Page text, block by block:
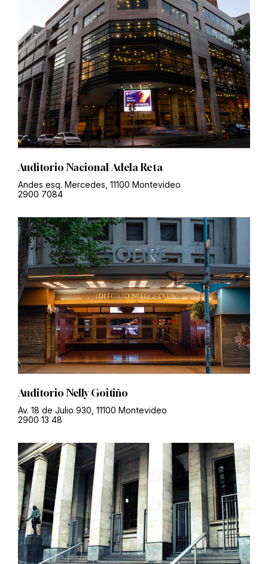
Auditorio Nacional Adela Reta
Andes esq. Mercedes, 11100 Montevideo
2900 7084
Auditorio Nelly Goitiño
Av. 18 de Julio 930, 11100 Montevideo
2900 13 48